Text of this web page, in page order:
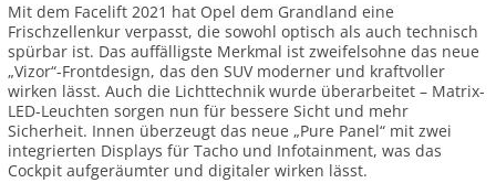
Mit dem Facelift 2021 hat Opel dem Grandland eine
Frischzellenkur verpasst, die sowohl optisch als auch technisch
spürbar ist. Das auffälligste Merkmal ist zweifelsohne das neue
„Vizor“-Frontdesign, das den SUV moderner und kraftvoller
wirken lässt. Auch die Lichttechnik wurde überarbeitet – Matrix-
LED-Leuchten sorgen nun für bessere Sicht und mehr
Sicherheit. Innen überzeugt das neue „Pure Panel“ mit zwei
integrierten Displays für Tacho und Infotainment, was das
Cockpit aufgeräumter und digitaler wirken lässt.